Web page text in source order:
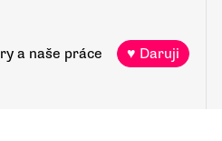
a naše práce ♥ Daruji